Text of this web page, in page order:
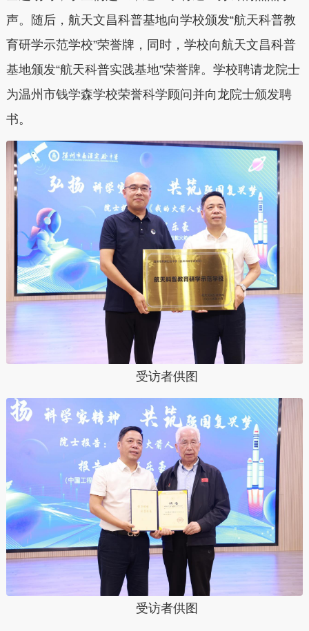
声。随后，航天文昌科普基地向学校颁发“航天科普教
育研学示范学校”荣誉牌，同时，学校向航天文昌科普
基地颁发“航天科普实践基地”荣誉牌。学校聘请龙院士
为温州市钱学森学校荣誉科学顾问并向龙院士颁发聘
书。
受访者供图
受访者供图